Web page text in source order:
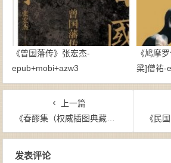
《曾国藩传》张宏杰-
epub+mobi+azw3
《鸠摩
梁]僧祐-
上一篇
《春醪集（权威插图典藏版）》梁遇春（作者）-epub+mobi+azw3
《民国大师
发表评论